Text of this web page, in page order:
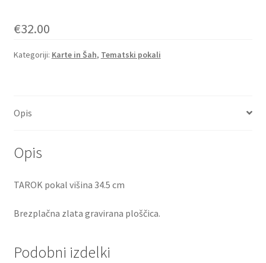
€32.00
Kategoriji: Karte in Šah, Tematski pokali
Opis
Opis
TAROK pokal višina 34.5 cm
Brezplačna zlata gravirana ploščica.
Podobni izdelki